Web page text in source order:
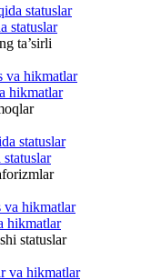
statuslar
ta’sirli
hikmatlar
hikmatlar
statuslar